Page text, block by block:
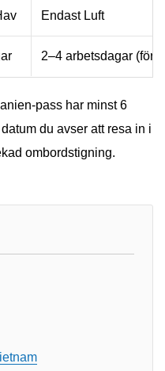
Endast Luft
2–4 arbetsdagar (för
pass har minst 6
du avser att resa in i
ombordstigning.